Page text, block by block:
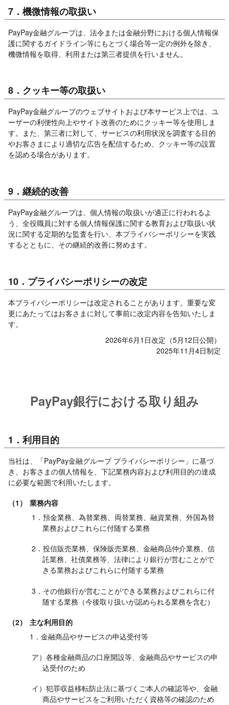
7．機微情報の取扱い
PayPay金融グループは、法令または金融分野における個人情報保
護に関するガイドライン等にもとづく場合等一定の例外を除き、
機微情報を取得、利用または第三者提供を行いません。
8．クッキー等の取扱い
PayPay金融グループのウェブサイトおよび本サービス上では、ユ
ーザーの利便性向上やサイト改善のためにクッキー等を使用しま
す。また、第三者に対して、サービスの利用状況を調査する目的
やお客さまにより適切な広告を配信するため、クッキー等の設置
を認める場合があります。
9．継続的改善
PayPay金融グループは、個人情報の取扱いが適正に行われるよ
う、全役職員に対する個人情報保護に関する教育および取扱い状
況に関する定期的な監査を行い、本プライバシーポリシーを実践
するとともに、その継続的改善に努めます。
10．プライバシーポリシーの改定
本プライバシーポリシーは改定されることがあります。重要な変
更にあたってはお客さまに対して事前に改定内容を告知いたしま
す。
2026年6月1日改定（5月12日公開）
2025年11月4日制定
PayPay銀行における取り組み
1．利用目的
当社は、「PayPay金融グループ プライバシーポリシー」に基づ
き、お客さまの個人情報を、下記業務内容および利用目的の達成
に必要な範囲で利用いたします。
（1）
業務内容
1．預金業務、為替業務、両替業務、融資業務、外国為替
業務およびこれらに付随する業務
2．投信販売業務、保険販売業務、金融商品仲介業務、信
託業務、社債業務等、法律により銀行が営むことがで
きる業務およびこれらに付随する業務
3．その他銀行が営むことができる業務およびこれらに付
随する業務（今後取り扱いが認められる業務を含む）
（2）
主な利用目的
1．金融商品やサービスの申込受付等
ア）各種金融商品の口座開設等、金融商品やサービスの申
込受付のため
イ）犯罪収益移転防止法に基づくご本人の確認等や、金融
商品やサービスをご利用いただく資格等の確認のため